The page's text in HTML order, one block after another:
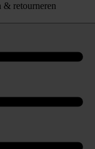
& retourneren